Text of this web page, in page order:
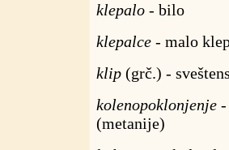
klepalo - bilo
klepalce - malo
klip (grč.) -
kolenopoklonjenje
(metanije)